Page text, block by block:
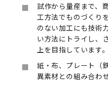
試作から量産まで、
工方法でものづくり
のない加工にも技術
い方法にトライし、
上を目指しています。
紙・布、プレート（
異素材との組み合わ